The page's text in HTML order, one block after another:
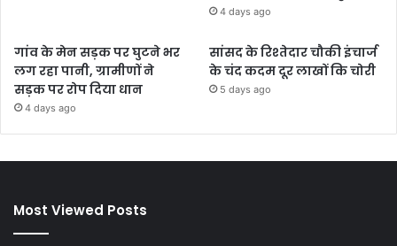
4 days ago
गांव के मेन सड़क पर घुटने भर
लग रहा पानी, ग्रामीणों ने
सड़क पर रोप दिया धान
4 days ago
सांसद के रिश्तेदार चौकी इंचार्ज
के चंद कदम दूर लाखों कि चोरी
5 days ago
Most Viewed Posts